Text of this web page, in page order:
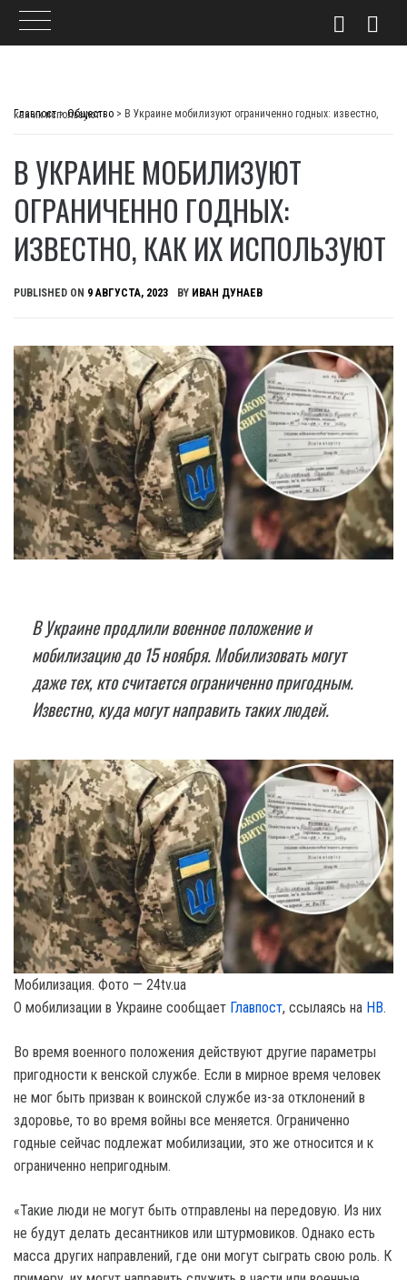
Главпост>Общество >
В Украине мобилизуют ограниченно годных: известно, как их используют
В УКРАИНЕ МОБИЛИЗУЮТ
ОГРАНИЧЕННО ГОДНЫХ:
ИЗВЕСТНО, КАК ИХ ИСПОЛЬЗУЮТ
PUBLISHED ON 9 АВГУСТА, 2023 BY ИВАН ДУНАЕВ
B Украине продлили военное положение и
мобилизацию до 15 ноября. Мобилизовать могут
даже тех, кто считается ограниченно пригодным.
Известно, куда могут направить таких людей.
Мобилизация. Фото — 24tv.ua
О мобилизации в Украине сообщает Главпост, ссылаясь на НВ.
Bo время военного положения действуют другие параметры
пригодности к венской службе. Если в мирное время человек
не мог быть призван к воинской службе из-за отклонений в
здоровье, то во время войны все меняется. Ограниченно
годные сейчас подлежат мобилизации, это же относится и к
ограниченно непригодным.
«Такие люди не могут быть отправлены на передовую. Из них
не будут делать десантников или штурмовиков. Однако есть
масса других направлений, где они могут сыграть свою роль. К